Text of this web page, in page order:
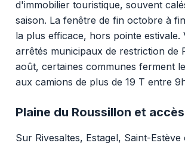
d'immobilier touristique, souvent
saison. La fenêtre de fin octobre à
la plus efficace, hors pointe estivale.
arrêtés municipaux de restriction de
août, certaines communes ferment
aux camions de plus de 19 T entre
Plaine du Roussillon et
Sur Rivesaltes, Estagel, Saint-Estève